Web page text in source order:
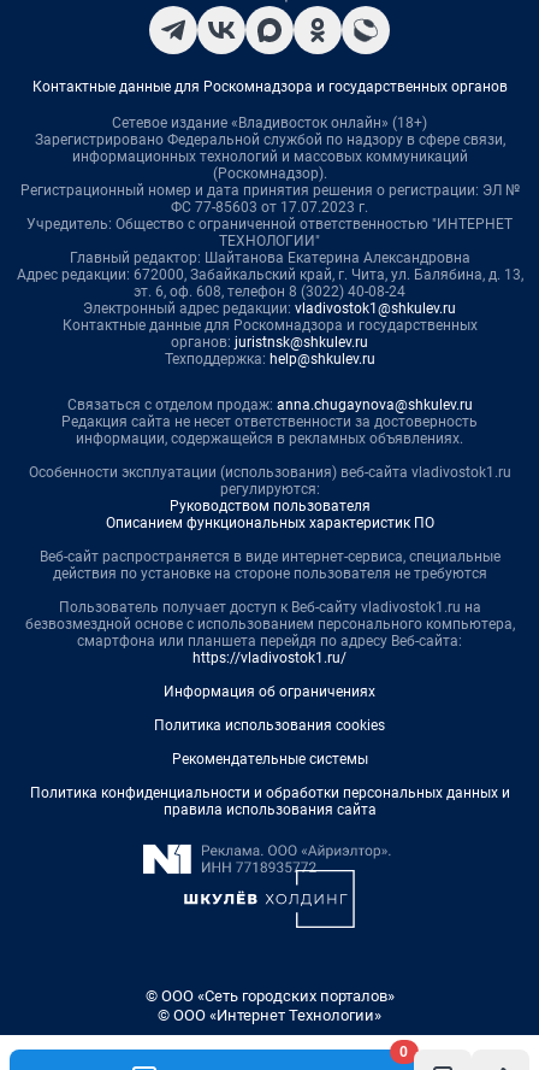
0
Контактные данные для Роскомнадзора и государственных органов
Сетевое издание «Владивосток онлайн» (18+)
Зарегистрировано Федеральной службой по надзору в сфере связи,
информационных технологий и массовых коммуникаций
(Роскомнадзор).
Регистрационный номер и дата принятия решения о регистрации: ЭЛ №
ФС 77-85603 от 17.07.2023 г.
Учредитель: Общество с ограниченной ответственностью "ИНТЕРНЕТ
ТЕХНОЛОГИИ"
Главный редактор: Шайтанова Екатерина Александровна
Адрес редакции: 672000, Забайкальский край, г. Чита, ул. Балябина, д. 13,
эт. 6, оф. 608, телефон 8 (3022) 40-08-24
Электронный адрес редакции: vladivostok1@shkulev.ru
Контактные данные для Роскомнадзора и государственных
органов: juristnsk@shkulev.ru
Техподдержка: help@shkulev.ru
Связаться с отделом продаж: anna.chugaynova@shkulev.ru
Редакция сайта не несет ответственности за достоверность
информации, содержащейся в рекламных объявлениях.
Особенности эксплуатации (использования) веб-сайта vladivostok1.ru
регулируются:
Руководством пользователя
Описанием функциональных характеристик ПО
Веб-сайт распространяется в виде интернет-сервиса, специальные
действия по установке на стороне пользователя не требуются
Пользователь получает доступ к Веб-сайту vladivostok1.ru на
безвозмездной основе с использованием персонального компьютера,
смартфона или планшета перейдя по адресу Веб-сайта:
https://vladivostok1.ru/
Информация об ограничениях
Политика использования cookies
Рекомендательные системы
Политика конфиденциальности и обработки персональных данных и
правила использования сайта
© ООО «Сеть городских порталов»
© ООО «Интернет Технологии»